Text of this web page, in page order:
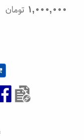
۱,۰۰۰,۰۰۰ تومان